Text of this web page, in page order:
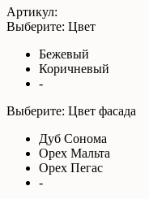
Артикул:
Выберите: Цвет
Бежевый
Коричневый
-
Выберите: Цвет фасада
Дуб Сонома
Орех Мальта
Орех Пегас
-